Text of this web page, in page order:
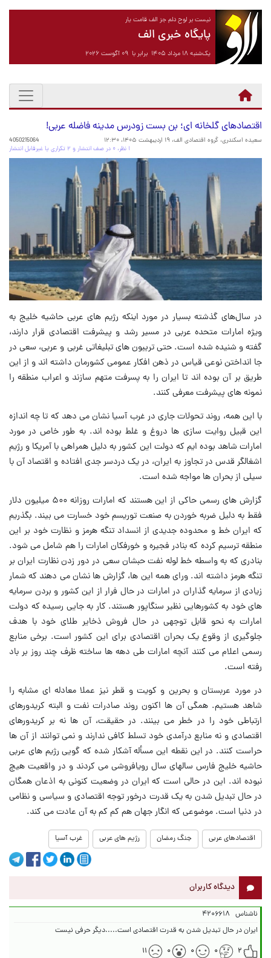
نیست بر لوح دلم جز الف قامت یار
پایگاه خبری الف
یک‌شنبه ۱۸ مرداد ۱۴۰۵ برابر با ۰۹ آگوست ۲۰۲۶
اقتصادهای گلخانه ای؛ بن بست زودرس مدینه فاضله عربی!
سعیده اسکندری، گروه اقتصادی الف، ۱۹ اردیبهشت ۱۴۰۵، ۱۲:۳۰
4050215064
۱ نظر، ۰ در صف انتشار و ۲ تکراری یا غیرقابل انتشار
در سال‌های گذشته بسیار در مورد اینکه رژیم های عربی حاشیه خلیج به
ویژه امارات متحده عربی در مسیر رشد و پیشرفت اقتصادی قرار دارند،
گفته و شنیده شده است. حتی تریبون های تبلیغاتی غربی و عربی، سعی در
جا انداختن نوعی قیاس در ذهن افکار عمومی کشورمان داشته اند و از این
طریق بر آن بوده اند تا ایران را به پسرفت متهم سازند و اعراب منطقه را
نمونه های پیشرفت معرفی کنند.
با این همه، روند تحولات جاری در غرب آسیا نشان می دهد که تا چه اندازه
این قبیل روایت سازی ها دروغ و غلط بوده اند. به طور خاص در مورد
امارات شاهد بوده ایم که دولت این کشور به دلیل همراهی با آمریکا و رژیم
اشغالگر قدس در تجاوز به ایران، در یک دردسر جدی افتاده و اقتصاد آن با
سیلی از بحران ها مواجه شده است.
گزارش های رسمی حاکی از این هستند که امارات روزانه ۵۰۰ میلیون دلار
فقط به دلیل ضربه خوردن به صنعت توریسم خود خسارت می بیند. بگذریم
که ایران خط و محدوده جدیدی از انسداد تنگه هرمز و نظارت خود بر این
منطقه ترسیم کرده که بنادر فجیره و خورفکان امارات را هم شامل می شود.
بنادری که به واسطه خط لوله نفت حبشان سعی در دور زدن نظارت ایران بر
تنگه هرمز داشته اند. ورای همه این ها، گزارش ها نشان می دهند که شمار
زیادی از سرمایه گذاران در امارات در حال فرار از این کشور و بردن سرمایه
های خود به کشورهایی نظیر سنگاپور هستند. کار به جایی رسیده که دولت
امارات به نحو قابل توجهی در حال فروش ذخایر طلای خود با هدف
جلوگیری از وقوع یک بحران اقتصادی برای این کشور است. برخی منابع
رسمی اعلام می کنند آنچه امارات طی دهه ها ساخته ظرف چند روز بر باد
رفته است.
در مورد عربستان و بحرین و کویت و قطر نیز عملا معادله ای مشابه را
شاهد هستیم. همگی آن ها اکنون روند صادرات نفت و البته کریدورهای
ارتباطی خود را در خطر می بینند. در حقیقت، آن ها نه بر کریدورهای
اقتصادی و نه منابع درآمدی خود تسلط کافی ندارند و نمی توانند از آن ها
حراست کنند. در این نقطه این مسأله آشکار شده که گویی رژیم های عربی
حاشیه خلیج فارس سالهای سال رویافروشی می کردند و در واقعیت هیچ
نبوده اند. این در حالی است که ایران در وضعیت کنونی به اذعان همگان
در حال تبدیل شدن به یک قدرت درخور توجه اقتصادی و سیاسی و نظامی
در دنیا است. موضوعی که انگار جهان هم کم کم به آن عادت می کند.
اقتصادهای عربی جنگ رمضان رژیم های عربی غرب آسیا
دیدگاه کاربران
ناشناس ۴۲۰۶۶۱۸
ایران در حال تبدیل شدن به قدرت اقتصادی است.....دیگر حرفی نیست
۲
۰ ۰ ۰ ۱۱